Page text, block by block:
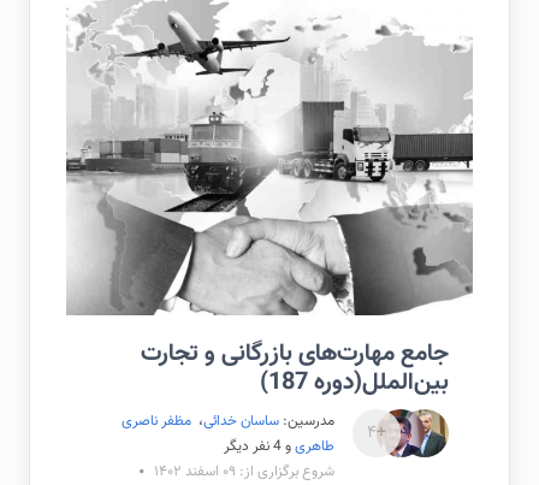
جامع مهارت‌های بازرگانی و تجارت
بین‌الملل(دوره 187)
+۴ مدرسین: ساسان خدائی، مظفر ناصری
طاهریو 4 نفر دیگر
شروع برگزاری از: ۰۹ اسفند ۱۴۰۲